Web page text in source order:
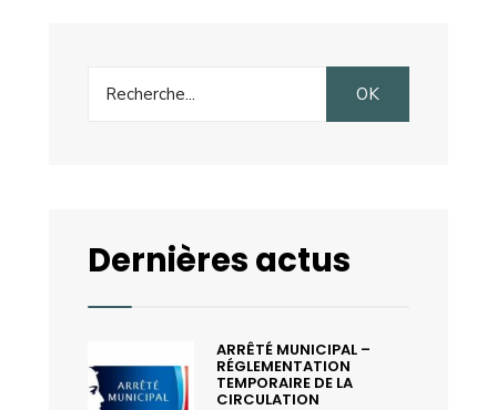
for:
OK
Dernières actus
ARRÊTÉ MUNICIPAL –
RÉGLEMENTATION
TEMPORAIRE DE LA
CIRCULATION